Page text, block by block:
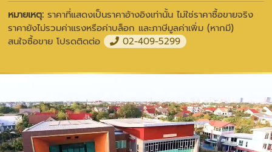
หมายเหตุ:ราคาที่แสดงเป็นราคาอ้างอิงเท่านั้น ไม่ใช่ราคาซื้อขายจริง
ราคายังไม่รวมค่าแรงหรือค่าบล็อก และภาษีมูลค่าเพิ่ม (หากมี)
สนใจซื้อขาย โปรดติดต่อ
02-409-5299